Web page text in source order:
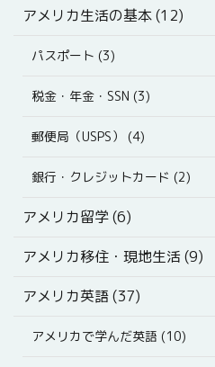
アメリカ生活の基本 (12)
パスポート (3)
税金・年金・SSN (3)
郵便局（USPS） (4)
銀行・クレジットカード (2)
アメリカ留学 (6)
アメリカ移住・現地生活 (9)
アメリカ英語 (37)
アメリカで学んだ英語 (10)